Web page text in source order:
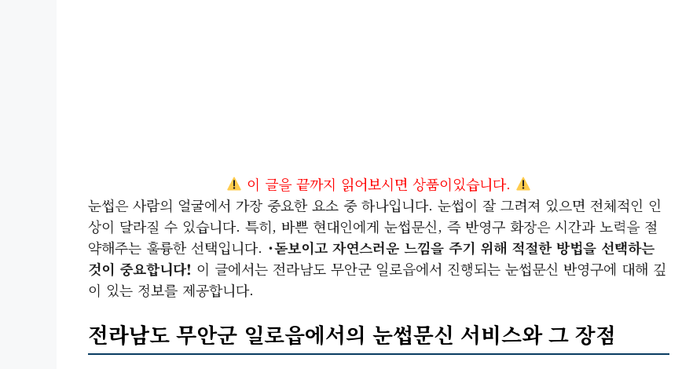
이 글을 끝까지 읽어보시면 상품이있습니다.
눈썹은 사람의 얼굴에서 가장 중요한 요소 중 하나입니다. 눈썹이 잘 그려져 있으면 전체적인 인
상이 달라질 수 있습니다. 특히, 바쁜 현대인에게 눈썹문신, 즉 반영구 화장은 시간과 노력을 절
약해주는 훌륭한 선택입니다. ˙돋보이고 자연스러운 느낌을 주기 위해 적절한 방법을 선택하는
것이 중요합니다! 이 글에서는 전라남도 무안군 일로읍에서 진행되는 눈썹문신 반영구에 대해 깊
이 있는 정보를 제공합니다.
전라남도 무안군 일로읍에서의 눈썹문신 서비스와 그 장점